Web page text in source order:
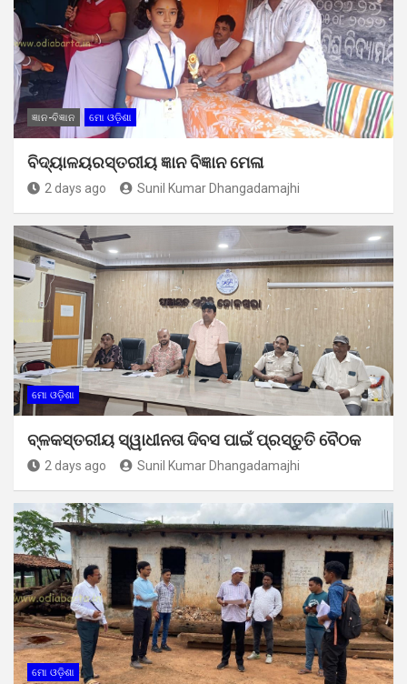
ଜ୍ଞାନ-ବିଜ୍ଞାନ ମୋ ଓଡ଼ିଶା
ବିଦ୍ୟାଳୟରସ୍ତରୀୟ ଜ୍ଞାନ ବିଜ୍ଞାନ ମେଳା
2 days ago Sunil Kumar Dhangadamajhi
ମୋ ଓଡ଼ିଶା
ବ୍ଳକସ୍ତରୀୟ ସ୍ୱାଧୀନତା ଦିବସ ପାଇଁ ପ୍ରସ୍ତୁତି ବୈଠକ
2 days ago Sunil Kumar Dhangadamajhi
ମୋ ଓଡ଼ିଶା